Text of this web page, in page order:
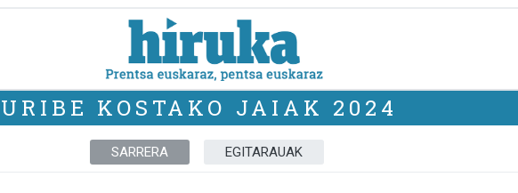
URIBE KOSTAKO JAIAK 2024
SARRERA EGITARAUAK